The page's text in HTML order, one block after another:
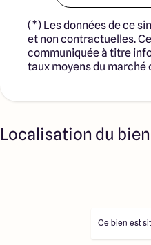
(*) Les données de ce
et non contractuelles.
communiquée à titre
taux moyens du marché
Localisation du bien
Ce bien est